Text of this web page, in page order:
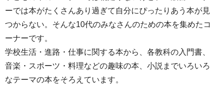
ーでは本がたくさんあり過ぎて自分にぴったりあう本が見
つからない。そんな10代のみなさんのための本を集めたコ
ーナーです。
学校生活・進路・仕事に関する本から、各教科の入門書、
音楽・スポーツ・料理などの趣味の本、小説までいろいろ
なテーマの本をそろえています。